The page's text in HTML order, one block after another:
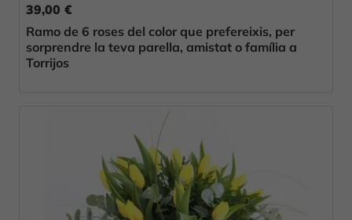
39,00 €
Ramo de 6 roses del color que prefereixis, per
sorprendre la teva parella, amistat o família a
Torrijos